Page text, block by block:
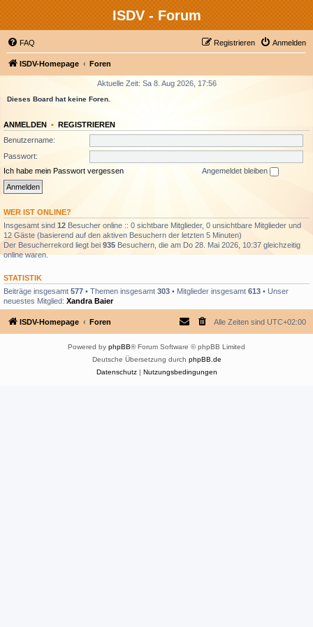
ISDV - Forum
FAQ Anmelden
Registrieren
ISDV-Homepage Foren
Aktuelle Zeit: Sa 8. Aug 2026, 17:56
Dieses Board hat keine Foren.
ANMELDEN • REGISTRIEREN
Benutzername:
Passwort:
Ich habe mein Passwort vergessen
Angemeldet bleiben
WER IST ONLINE?
Insgesamt sind 12 Besucher online :: 0 sichtbare Mitglieder, 0 unsichtbare Mitglieder und
12 Gäste (basierend auf den aktiven Besuchern der letzten 5 Minuten)
Der Besucherrekord liegt bei 935 Besuchern, die am Do 28. Mai 2026, 10:37 gleichzeitig
online waren.
STATISTIK
Beiträge insgesamt 577 • Themen insgesamt 303 • Mitglieder insgesamt 613 • Unser
neuestes Mitglied: Xandra Baier
ISDV-Homepage Foren Alle Zeiten sind UTC+02:00
Powered by phpBB® Forum Software © phpBB Limited
Deutsche Übersetzung durch phpBB.de
Datenschutz| Nutzungsbedingungen